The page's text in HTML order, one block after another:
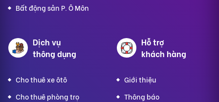
Bất động sản P. Ô Môn
Dịch vụ
thông dụng
Cho thuê xe ôtô
Cho thuê phòng trọ
Hỗ trợ
khách hàng
Giới thiệu
Thông báo